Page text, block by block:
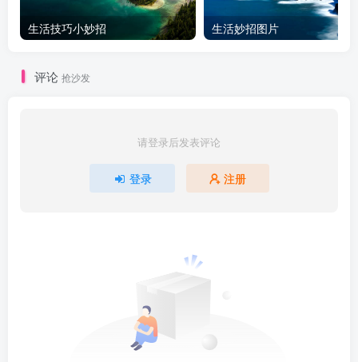
生活技巧小妙招 生活妙招图片
评论 抢沙发
请登录后发表评论
登录 注册